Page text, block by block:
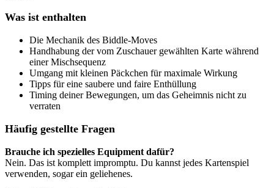
Was ist enthalten
Die Mechanik des Biddle-Moves
Handhabung der vom Zuschauer gewählten Karte während
einer Mischsequenz
Umgang mit kleinen Päckchen für maximale Wirkung
Tipps für eine saubere und faire Enthüllung
Timing deiner Bewegungen, um das Geheimnis nicht zu
verraten
Häufig gestellte Fragen
Brauche ich spezielles Equipment dafür?
Nein. Das ist komplett impromptu. Du kannst jedes Kartenspiel
verwenden, sogar ein geliehenes.